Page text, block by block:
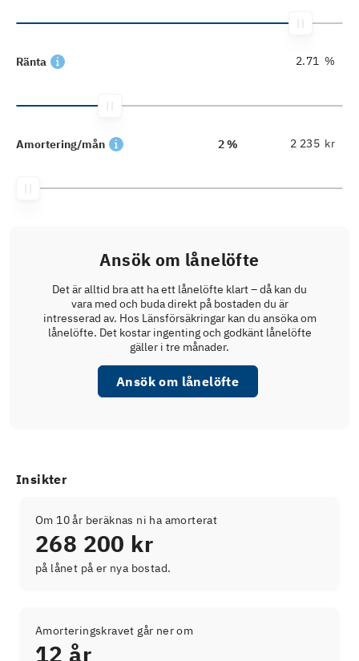
Ränta %
Amortering/mån 2 % kr
Ansök om lånelöfte
Det är alltid bra att ha ett lånelöfte klart – då kan du
vara med och buda direkt på bostaden du är
intresserad av. Hos Länsförsäkringar kan du ansöka om
lånelöfte. Det kostar ingenting och godkänt lånelöfte
gäller i tre månader.
Ansök om lånelöfte
Insikter
Om 10 år beräknas ni ha amorterat
268 200 kr
på lånet på er nya bostad.
Amorteringskravet går ner om
12 år